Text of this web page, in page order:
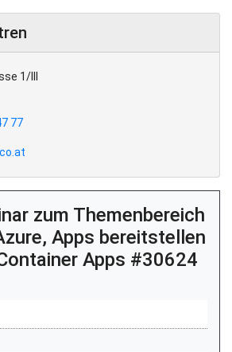
1/III
77
zum Themenbereich
Apps bereitstellen
Apps #30624